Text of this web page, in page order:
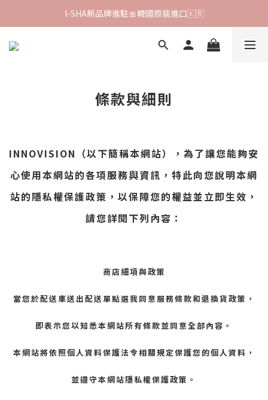
新會員首購🚚 全館消費滿$349即享免運!
I-SHA新品牌進駐🎀韓國原裝進口🇰🇷
會員專屬集點🧚🏻‍♀ 新加入即領$200購物金!
條款與細則
INNOVISION（以下簡稱本網站），為了讓您能夠安
心使用本網站的各項服務與資訊，特此向您說明本網
站的隱私權保護政策，以保障您的權益並立即生效，
請您詳閱下列內容：
商店細項與政策
當您於配送車送出配送單點選我同意服務條款和退換貨政策，
即表示您以知悉本網站所有條款並同意全部內容。
本網站將依照個人資料保護法令相關規定保護您的個人資料，
並遵守本網站隱私權保護政策。